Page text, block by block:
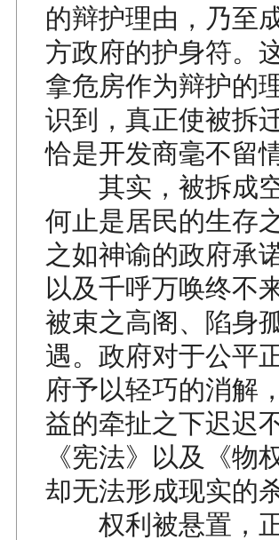
的辩护理由，乃至
方政府的护身符。
拿危房作为辩护的
识到，真正使被拆
恰是开发商毫不留
其实，被拆成空
何止是居民的生存
之如神谕的政府承
以及千呼万唤终不
被束之高阁、陷身
遇。政府对于公平
府予以轻巧的消解
益的牵扯之下迟迟
《宪法》以及《物
却无法形成现实的
权利被悬置，正